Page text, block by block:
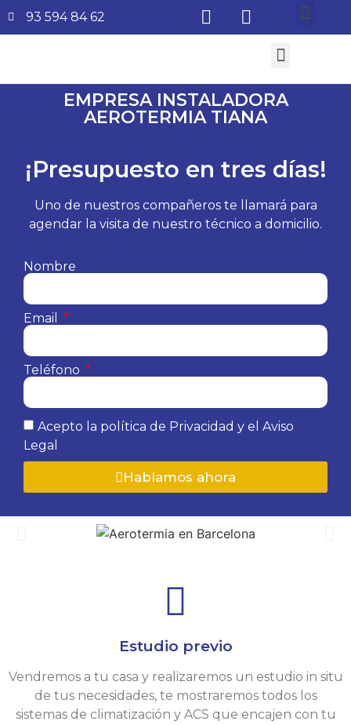
93 594 84 62
EMPRESA INSTALADORA
AEROTERMIA TIANA
¡Presupuesto en tres días!
Uno de nuestros compañeros te llamará para
agendar la visita de nuestro técnico a domicilio.
Nombre
Email
Teléfono
Acepto la política de Privacidad y el Aviso
Legal
Hablamos ahora
Estudio previo
Vendremos a tu casa y realizaremos un estudio in situ
de tus necesidades, te mostraremos todos los
sistemas de climatización y ACS que encajen con tu